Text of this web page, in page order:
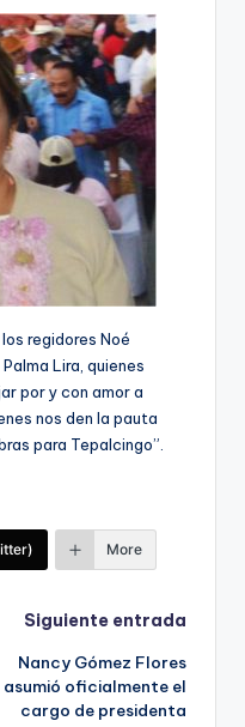
regidores Noé
Lira, quienes
por y con amor a
nos den la pauta
para Tepalcingo”.
More
Siguiente entrada
Nancy Gómez Flores
asumió oficialmente el
cargo de presidenta